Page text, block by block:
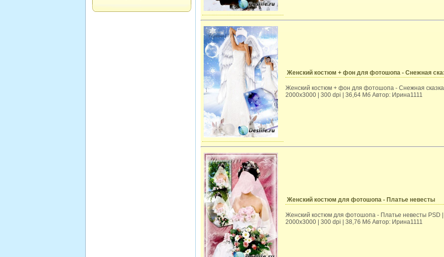
Женский костюм + фон для фотошопа - Снежная
Женский костюм + фон для фотошопа - Снежная
2000х3000 | 300 dpi | 36,64 Mб Автор: Ирина1111
Женский костюм для фотошопа - Платье невесты
Женский костюм для фотошопа - Платье невесты PSD |
2000х3000 | 300 dpi | 38,76 Mб Автор: Ирина1111